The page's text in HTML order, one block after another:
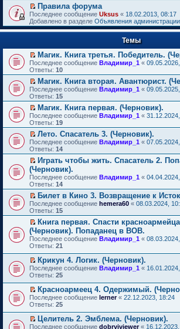
й
т
и
к
п
в
о
м
у
н
е
п
р
о
ч
и
т
а
н
н
о
м
у
с
о
о
б
щ
е
н
и
ю
П
е
р
е
т
и
к
п
е
р
в
о
м
у
н
е
п
р
о
ч
и
т
а
н
н
о
м
у
с
о
о
б
щ
н
и
ю
Правила форума
Последнее сообщение Uksus « 18.02.2013, 08:17
Добавлено в разделе Объявления администрации
Темы
П
е
р
е
й
т
и
к
п
е
р
в
о
м
у
н
е
п
р
о
ч
и
т
а
н
н
о
у
с
о
о
б
щ
е
н
и
ю
Магик. Книга третья. Победитель.
Последнее сообщение Владимир_1 «
Ответы: 10
П
е
р
е
й
т
и
к
п
е
р
в
о
м
у
н
е
п
р
о
ч
и
т
а
н
н
о
м
у
с
о
о
б
щ
е
Магик. Книга вторая. Авантюрист.
Последнее сообщение Владимир_1 «
Ответы: 15
П
е
р
е
й
т
и
к
п
е
р
в
о
м
у
н
е
п
р
о
ч
и
т
а
н
н
о
м
у
с
о
Магик. Книга первая. (Черновик).
Последнее сообщение Владимир_1 «
Ответы: 19
П
е
р
е
й
т
и
к
п
е
р
в
о
м
у
н
е
п
р
о
и
т
а
н
н
о
Лето. Спасатель 3. (Черновик).
Последнее сообщение Владимир_1 «
Ответы: 14
П
е
р
е
й
т
и
к
п
е
р
в
м
у
н
е
п
р
о
ч
и
т
Играть чтобы жить. Спасатель 2.
(Черновик).
Последнее сообщение Владимир_1 «
Ответы: 14
П
е
р
е
й
т
и
п
е
р
в
о
м
у
н
е
п
Билет в Кино 3. Возвращение к
Последнее сообщение hemera60 « 08.03.2024,
Ответы: 15
П
е
р
е
й
т
и
к
п
е
р
в
о
м
у
Книга первая. Спасти
(Черновик). Попаданец в ВОВ.
Последнее сообщение Владимир_1 «
Ответы: 21
П
е
е
й
т
и
к
п
Крикун 4. Логик. (Черновик).
Последнее сообщение Владимир_1 «
Ответы: 25
П
е
е
й
Красноармеец 4. Одержимый.
Последнее сообщение lerner« 22.12.2023, 18:24
Ответы: 25
П
Целитель 2. Эмблема. (Черновик).
Последнее сообщение dobryiviewer«